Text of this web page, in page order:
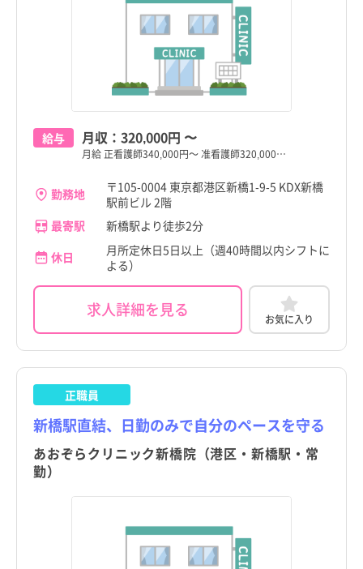
都道府県 すべて
東京都
宮城県
秋田県
山形県
福島県
港区
新宿区
品川区
世田谷区
給与 月収： 320,000円 〜
月給 正看護師340,000円～ 准看護師320,000…
勤務地
〒105-0004 東京都港区新橋1-9-5 KDX新橋
駅前ビル 2階
最寄駅
新橋駅より徒歩2分
休日
月所定休日5日以上（週40時間以内シフトに
よる）
求人詳細を見る お気に入り
正職員
新橋駅直結、日勤のみで自分のペースを守る
あおぞらクリニック新橋院（港区・新橋駅・常
勤）
都道府県 すべて
東京都
宮城県
秋田県
山形県
福島県
港区
新宿区
品川区
世田谷区